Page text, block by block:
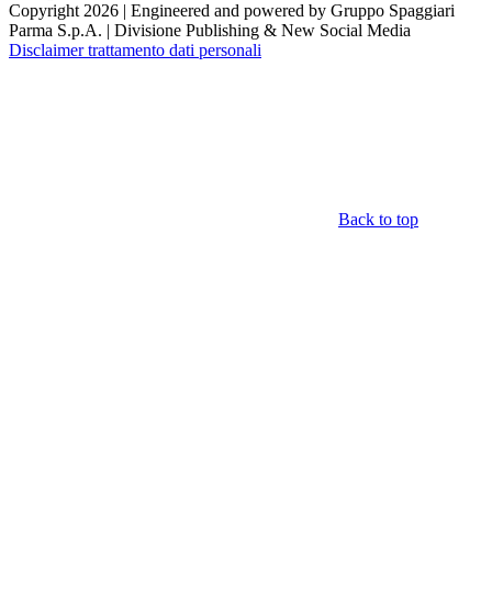
Copyright 2026 | Engineered and powered by Gruppo Spaggiari
Parma S.p.A. | Divisione Publishing & New Social Media
Disclaimer trattamento dati personali
Back to top